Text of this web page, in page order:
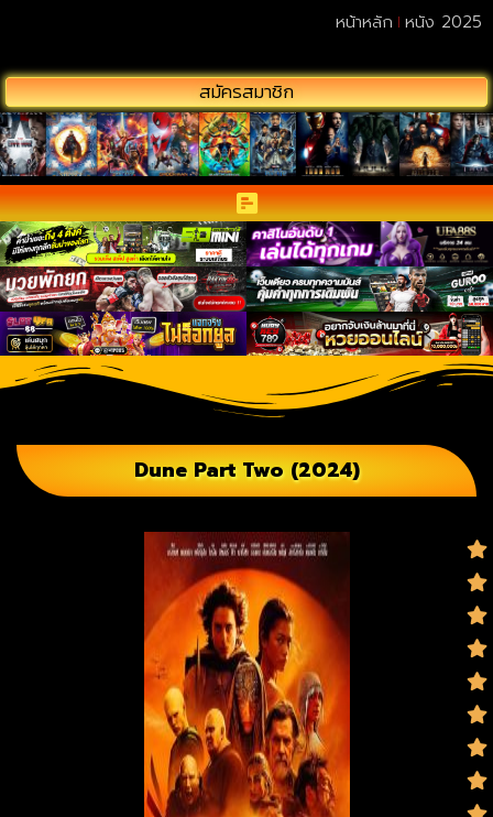
สมัครสมาชิก
หน้าหลัก หนัง 2025
Dune Part Two (2024)